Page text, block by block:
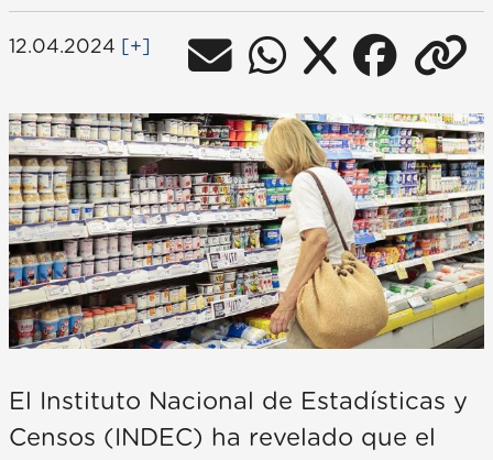
12.04.2024 [+]
El Instituto Nacional de Estadísticas y
Censos (INDEC) ha revelado que el